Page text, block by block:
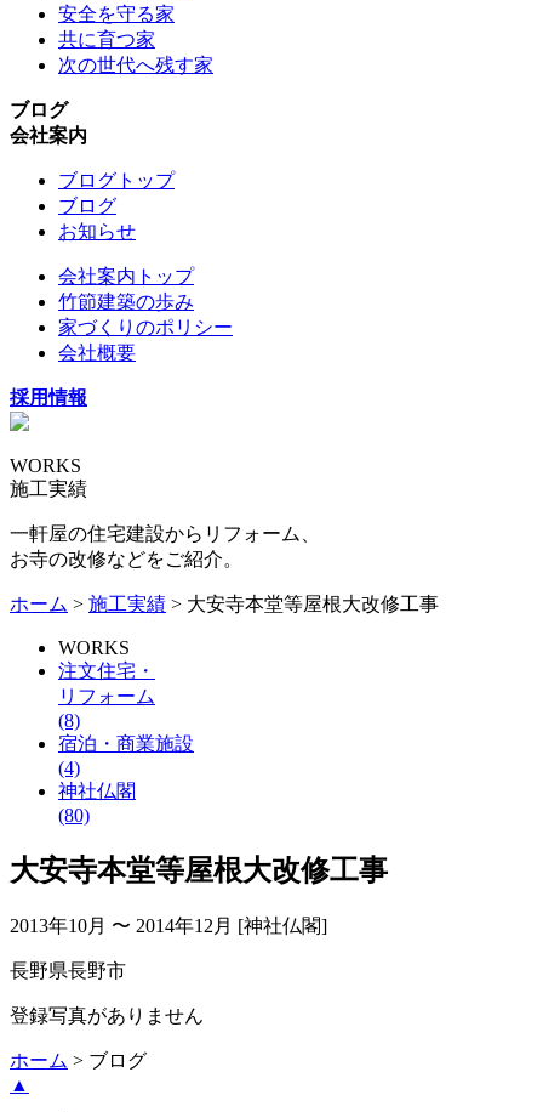
安全を守る家
共に育つ家
次の世代へ残す家
ブログ
会社案内
ブログトップ
ブログ
お知らせ
会社案内トップ
竹節建築の歩み
家づくりのポリシー
会社概要
採用情報
WORKS
施工実績
一軒屋の住宅建設からリフォーム、
お寺の改修などをご紹介。
ホーム > 施工実績 > 大安寺本堂等屋根大改修工事
WORKS
注文住宅・
リフォーム
(8)
宿泊・商業施設
(4)
神社仏閣
(80)
大安寺本堂等屋根大改修工事
2013年10月 〜 2014年12月 [神社仏閣]
長野県長野市
登録写真がありません
ホーム > ブログ
▲